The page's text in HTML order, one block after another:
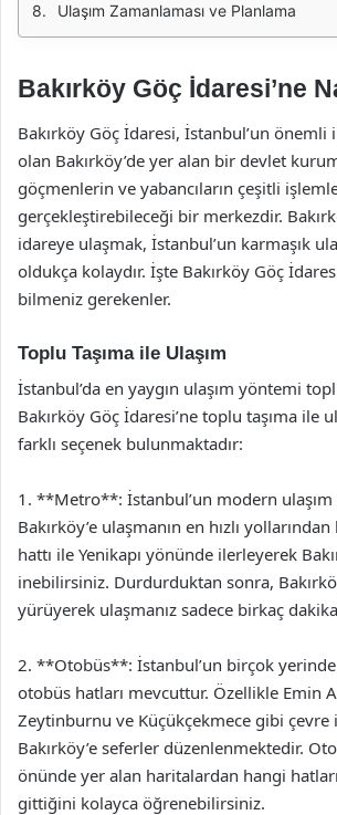
Ulaşım Zamanlaması ve Planlama
Bakırköy Göç İdaresi’ne
Bakırköy Göç İdaresi, İstanbul’un
olan Bakırköy’de yer alan bir devlet
göçmenlerin ve yabancıların çeşitli
gerçekleştirebileceği bir merkezdir.
idareye ulaşmak, İstanbul’un karmaşık
oldukça kolaydır. İşte Bakırköy Göç
bilmeniz gerekenler.
Toplu Taşıma ile Ulaşım
İstanbul’da en yaygın ulaşım yöntemi
Bakırköy Göç İdaresi’ne toplu taşıma ile
farklı seçenek bulunmaktadır:
1. **Metro**: İstanbul’un modern ulaşım
Bakırköy’e ulaşmanın en hızlı
hattı ile Yenikapı yönünde ilerleyerek
inebilirsiniz. Durdurduktan sonra,
yürüyerek ulaşmanız sadece birkaç
2. **Otobüs**: İstanbul’un birçok
otobüs hatları mevcuttur. Özellikle Emin
Zeytinburnu ve Küçükçekmece gibi çevre
Bakırköy’e seferler düzenlenmektedir.
önünde yer alan haritalardan hangi
gittiğini kolayca öğrenebilirsiniz.